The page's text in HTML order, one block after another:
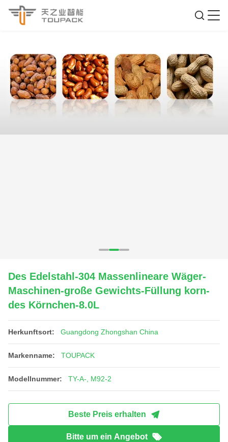
Des Edelstahl-304 Massenlineare Wäger-
Maschinen-große Gewichts-Füllung korn-
des Körnchen-8.0L
Herkunftsort: Guangdong Zhongshan China
Markenname: TOUPACK
Modellnummer: TY-A-, M92-2
Beste Preis erhalten
Bitte um ein Angebot